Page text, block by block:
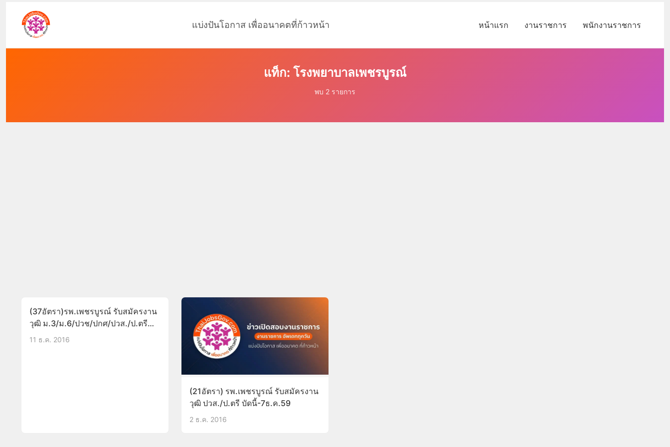
แบ่งปันโอกาส เพื่ออนาคตที่ก้าวหน้า หน้าแรก งานราชการ พนักงานราชการ
แท็ก: โรงพยาบาลเพชรบูรณ์
พบ 2 รายการ
(37อัตรา)รพ.เพชรบูรณ์ รับสมัครงาน
วุฒิ ม.3/ม.6/ปวช/ปกศ/ปวส./ป.ตรี
บัดนี้-16ธ.ค.59
11 ธ.ค. 2016
(21อัตรา) รพ.เพชรบูรณ์ รับสมัครงาน
วุฒิ ปวส./ป.ตรี บัดนี้-7ธ.ค.59
2 ธ.ค. 2016